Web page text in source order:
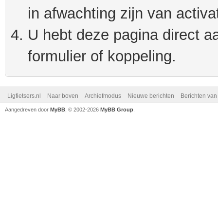
in afwachting zijn van
U hebt deze pagina direct
formulier of koppeling.
Ligfietsers.nl Naar boven Archiefmodus Nieuwe berichten Berichten
Aangedreven door MyBB , © 2002-2026 MyBB Group